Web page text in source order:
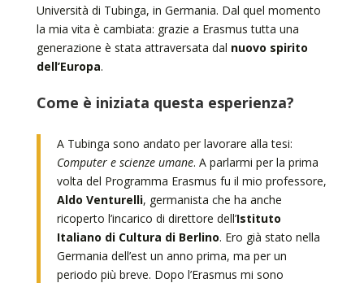
Università di Tubinga, in Germania. Dal quel momento
la mia vita è cambiata: grazie a Erasmus tutta una
generazione è stata attraversata dal nuovo spirito
dell’Europa.
Come è iniziata questa esperienza?
A Tubinga sono andato per lavorare alla tesi:
Computer e scienze umane. A parlarmi per la prima
volta del Programma Erasmus fu il mio professore,
Aldo Venturelli, germanista che ha anche
ricoperto l’incarico di direttore dell’Istituto
Italiano di Cultura di Berlino. Ero già stato nella
Germania dell’est un anno prima, ma per un
periodo più breve. Dopo l’Erasmus mi sono